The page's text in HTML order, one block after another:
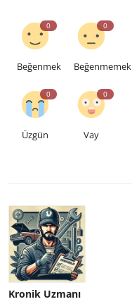
0
Beğenmek
0
Beğenmemek
0
Üzgün
0
Vay
Kronik Uzmanı